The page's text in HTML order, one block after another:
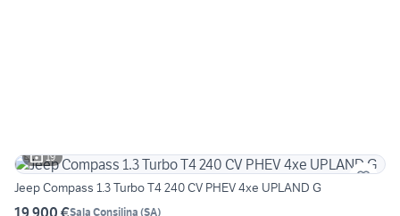
19
Jeep Compass 1.3 Turbo T4 240 CV PHEV 4xe UPLAND G
19.900 €Sala Consilina (SA)